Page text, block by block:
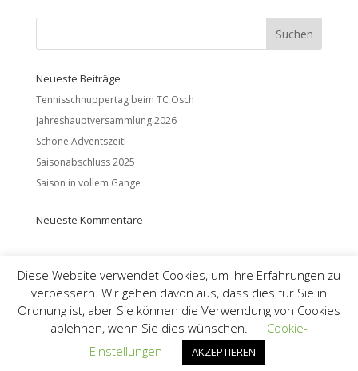
Neueste Beiträge
Tennisschnuppertag beim TC Ösch
Jahreshauptversammlung 2026
Schöne Adventszeit!
Saisonabschluss 2025
Saison in vollem Gange
Neueste Kommentare
Intern Impressum
Datenschutz
Kontakt
TC Ösch Weingarten 2022
Diese Website verwendet Cookies, um Ihre Erfahrungen zu
verbessern. Wir gehen davon aus, dass dies für Sie in
Ordnung ist, aber Sie können die Verwendung von Cookies
ablehnen, wenn Sie dies wünschen.
Cookie-
Einstellungen
AKZEPTIEREN